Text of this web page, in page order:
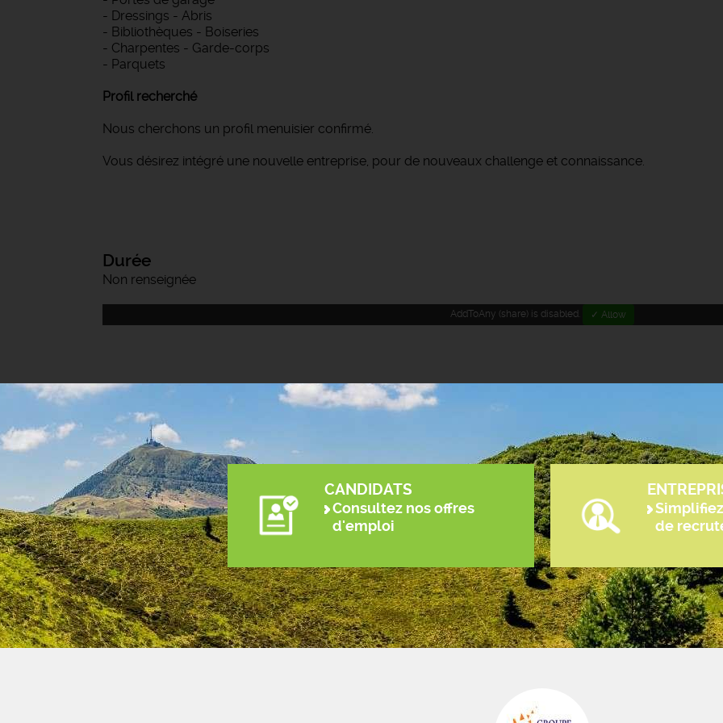
- Dressings - Abris
- Bibliothèques - Boiseries
- Charpentes - Garde-corps
- Parquets
Profil recherché
Nous cherchons un profil menuisier confirmé.
Vous désirez intégré une nouvelle entreprise, pour de nouveaux challenge et connaissance.
Durée
Non renseignée
AddToAny (share) is disabled. ✓ Allow
CANDIDATS
Consultez nos offres
d'emploi
de